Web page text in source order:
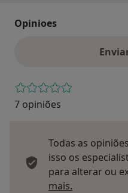
Opinioes
7 opiniões
Todas as
isso os
para alterar ou
mais.